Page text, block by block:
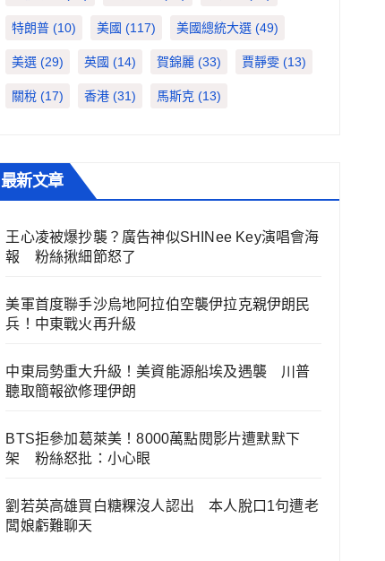
特朗普 (10) 美國 (117) 美國總統大選 (49)
美選 (29) 英國 (14) 賀錦麗 (33) 賈靜雯 (13)
關稅 (17) 香港 (31) 馬斯克 (13)
最新文章
王心凌被爆抄襲？廣告神似SHINee Key演唱會海
報 粉絲揪細節怒了
美軍首度聯手沙烏地阿拉伯空襲伊拉克親伊朗民
兵！中東戰火再升級
中東局勢重大升級！美資能源船埃及遇襲 川普
聽取簡報欲修理伊朗
BTS拒參加葛萊美！8000萬點閱影片遭默默下
架 粉絲怒批：小心眼
劉若英高雄買白糖粿沒人認出 本人脫口1句遭老
闆娘虧難聊天